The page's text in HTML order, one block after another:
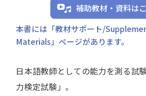
補助教材・資料は
本書には「教材サポート/
Materials」ページがあります。
日本語教師としての能力を測る試
力検定試験」。